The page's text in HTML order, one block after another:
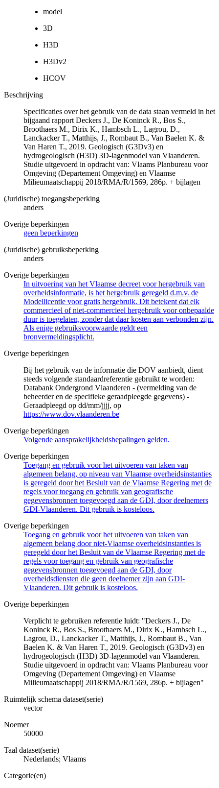
model
3D
H3D
H3Dv2
HCOV
Beschrijving
Specificaties over het gebruik van de data staan vermeld in het
bijgaand rapport Deckers J., De Koninck R., Bos S.,
Broothaers M., Dirix K., Hambsch L., Lagrou, D.,
Lanckacker T., Matthijs, J., Rombaut B., Van Baelen K. &
Van Haren T., 2019. Geologisch (G3Dv3) en
hydrogeologisch (H3D) 3D-lagenmodel van Vlaanderen.
Studie uitgevoerd in opdracht van: Vlaams Planbureau voor
Omgeving (Departement Omgeving) en Vlaamse
Milieumaatschappij 2018/RMA/R/1569, 286p. + bijlagen
(Juridische) toegangsbeperking
anders
Overige beperkingen
geen beperkingen
(Juridische) gebruiksbeperking
anders
Overige beperkingen
In uitvoering van het Vlaamse decreet voor hergebruik van
overheidsinformatie, is het hergebruik geregeld d.m.v. de
Modellicentie voor gratis hergebruik. Dit betekent dat elk
commercieel of niet-commercieel hergebruik voor onbepaalde
duur is toegelaten, zonder dat daar kosten aan verbonden zijn.
Als enige gebruiksvoorwaarde geldt een
bronvermeldingsplicht.
Overige beperkingen
Bij het gebruik van de informatie die DOV aanbiedt, dient
steeds volgende standaardreferentie gebruikt te worden:
Databank Ondergrond Vlaanderen - (vermelding van de
beheerder en de specifieke geraadpleegde gegevens) -
Geraadpleegd op dd/mm/jjjj, op
https://www.dov.vlaanderen.be
Overige beperkingen
Volgende aansprakelijkheidsbepalingen gelden.
Overige beperkingen
Toegang en gebruik voor het uitvoeren van taken van
algemeen belang, op niveau van Vlaamse overheidsinstanties
is geregeld door het Besluit van de Vlaamse Regering met de
regels voor toegang en gebruik van geografische
gegevensbronnen toegevoegd aan de GDI, door deelnemers
GDI-Vlaanderen. Dit gebruik is kosteloos.
Overige beperkingen
Toegang en gebruik voor het uitvoeren van taken van
algemeen belang door niet-Vlaamse overheidsinstanties is
geregeld door het Besluit van de Vlaamse Regering met de
regels voor toegang en gebruik van geografische
gegevensbronnen toegevoegd aan de GDI, door
overheidsdiensten die geen deelnemer zijn aan GDI-
Vlaanderen. Dit gebruik is kosteloos.
Overige beperkingen
Verplicht te gebruiken referentie luidt: "Deckers J., De
Koninck R., Bos S., Broothaers M., Dirix K., Hambsch L.,
Lagrou, D., Lanckacker T., Matthijs, J., Rombaut B., Van
Baelen K. & Van Haren T., 2019. Geologisch (G3Dv3) en
hydrogeologisch (H3D) 3D-lagenmodel van Vlaanderen.
Studie uitgevoerd in opdracht van: Vlaams Planbureau voor
Omgeving (Departement Omgeving) en Vlaamse
Milieumaatschappij 2018/RMA/R/1569, 286p. + bijlagen"
Ruimtelijk schema dataset(serie)
vector
Noemer
50000
Taal dataset(serie)
Nederlands; Vlaams
Categorie(en)